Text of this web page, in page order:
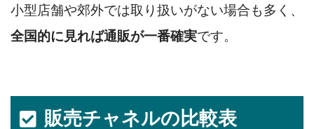
小型店舗や郊外では取り扱いがない場合も多く、
全国的に見れば通販が一番確実です。
販売チャネルの比較表